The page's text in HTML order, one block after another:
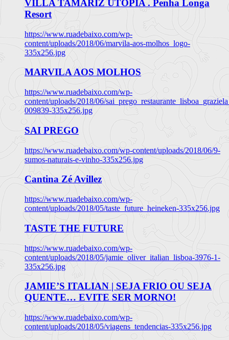
VILLA TAMARIZ UTOPIA . Penha Longa
Resort
https://www.ruadebaixo.com/wp-
content/uploads/2018/06/marvila-aos-molhos_logo-
335x256.jpg
MARVILA AOS MOLHOS
https://www.ruadebaixo.com/wp-
content/uploads/2018/06/
009839-335x256.jpg
SAI PREGO
https://www.ruadebaixo.com/wp-content/uploads/2018/06/9-
sumos-naturais-e-vinho-335x256.jpg
Cantina Zé Avillez
https://www.ruadebaixo.com/wp-
content/uploads/2018/05/taste_future_heineken-335x256.jpg
TASTE THE FUTURE
https://www.ruadebaixo.com/wp-
content/uploads/2018/05/jamie_oliver_italian_lisboa-3976-1-
335x256.jpg
JAMIE’S ITALIAN | SEJA FRIO OU SEJA
QUENTE… EVITE SER MORNO!
https://www.ruadebaixo.com/wp-
content/uploads/2018/05/viagens_tendencias-335x256.jpg